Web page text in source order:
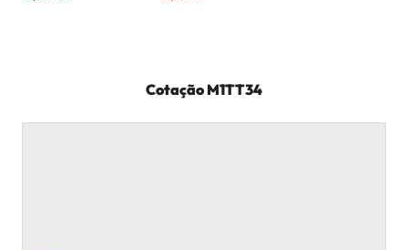
CotaçãoM1TT34